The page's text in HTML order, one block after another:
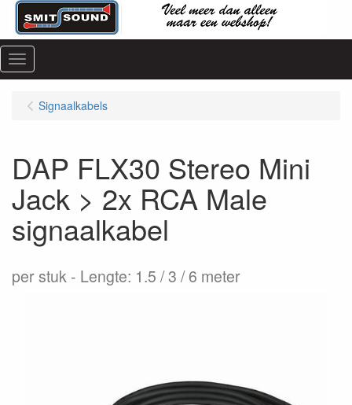
Menu
Signaalkabels
DAP FLX30 Stereo Mini
Jack > 2x RCA Male
signaalkabel
per stuk Lengte: 1.5 / 3 / 6 meter